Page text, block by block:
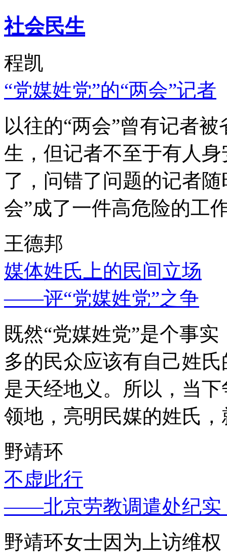
社会民生
程凯
“党媒姓党”的“两会”记者
以往的“两会”曾有记者
生，但记者不至于有人
了，问错了问题的记者
会”成了一件高危险的工
王德邦
媒体姓氏上的民间立场
——评“党媒姓党”之争
既然“党媒姓党”是个事
多的民众应该有自己姓
是天经地义。所以，当
领地，亮明民媒的姓氏
野靖环
不虚此行
——北京劳教调遣处纪实
野靖环女士因为上访维